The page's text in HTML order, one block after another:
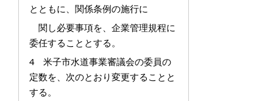
とともに、関係条例の施行に
関し必要事項を、企業管理規程に
委任することとする。
4 米子市水道事業審議会の委員の
定数を、次のとおり変更することと
する。